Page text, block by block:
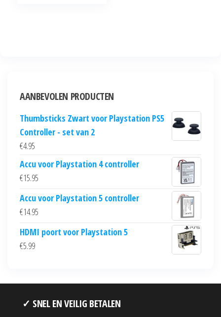
AANBEVOLEN PRODUCTEN
Thumbsticks Zwart voor Playstation PS5
Controller - set van 2
€4.95
Accu voor Playstation 4 controller
€15.95
Accu voor Playstation 5 controller
€14.95
HDMI poort voor Playstation 5
€5.99
✓ SNEL EN VEILIG BETALEN